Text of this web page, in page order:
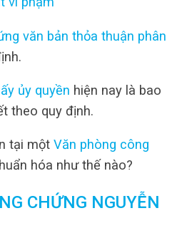
văn bản thỏa thuận phân
ủy quyền hiện nay là bao
theo quy định.
tại một Văn phòng công
hóa như thế nào?
CHỨNG NGUYỄN